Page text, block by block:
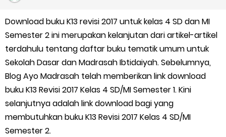
Juknis Penerbitan Ijazah Madrasah Tahun 2026
Solusi Agar Valid Rapor & Status Verval di PDUM Tercentang
TKA Susulan jenjang SD/MI dan SMP/MTs
Cara Mengajukan Tunjangan Insentif di EMIS-GTK Baru
Download buku K13 revisi 2017 untuk kelas 4 SD dan MI
Semester 2 ini merupakan kelanjutan dari artikel-artikel
terdahulu tentang daftar buku tematik umum untuk
Sekolah Dasar dan Madrasah Ibtidaiyah. Sebelumnya,
Blog Ayo Madrasah telah memberikan link download
buku K13 Revisi 2017 Kelas 4 SD/MI Semester 1. Kini
selanjutnya adalah link download bagi yang
membutuhkan buku K13 Revisi 2017 Kelas 4 SD/MI
Semester 2.